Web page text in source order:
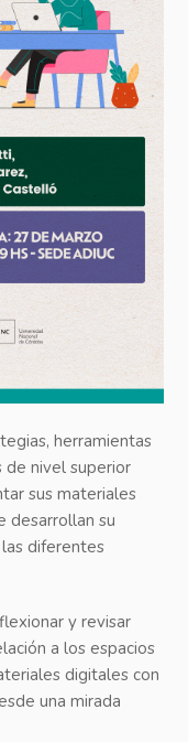
herramientas
de nivel superior
sus materiales
desarrollan su
diferentes
y revisar
a los espacios
digitales con
una mirada